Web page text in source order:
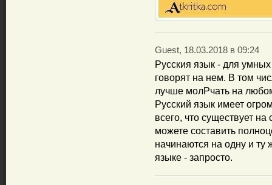
Guest, 18.03.2018 в 09:24
Русския язык - для
говорят на нем. В том
лучше молРчать на
Русский язык имеет
всего, что существует
можете составить
начинаются на одну и ту
языке - запросто.